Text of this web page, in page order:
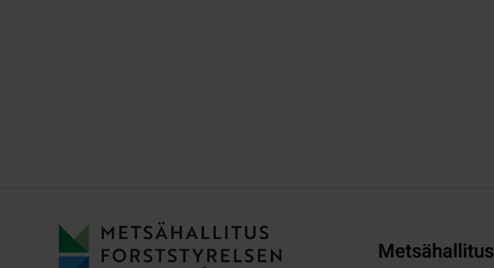
Metsähallitus